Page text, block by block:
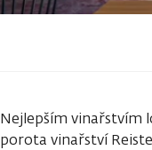
Nejlepším vinařstvím
porota vinařství